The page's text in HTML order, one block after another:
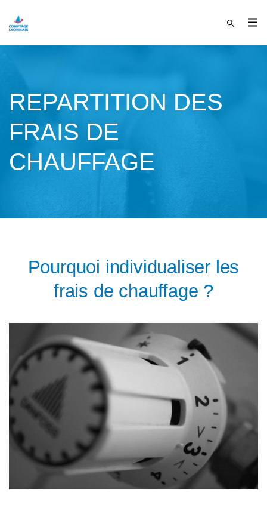
REPARTITION DES
FRAIS DE
CHAUFFAGE
Pourquoi individualiser les
frais de chauffage ?